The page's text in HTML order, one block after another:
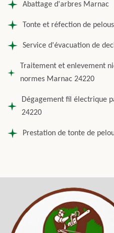
Abattage d'arbres Marnac
Tonte et réfection de
Service d'évacuation de
Traitement et enlevement
normes Marnac 24220
Dégagement fil électrique
24220
Prestation de tonte de